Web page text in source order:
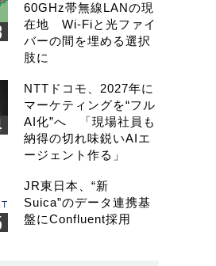
60GHz帯無線LANの現
在地 Wi-Fiと光ファイ
バーの間を埋める選択
肢に
NTTドコモ、2027年に
マーケティングを“フル
AI化”へ 「現場社員も
納得の切れ味鋭いAIエ
ージェント作る」
JR東日本、“新
Suica”のデータ連携基
盤にConfluent採用